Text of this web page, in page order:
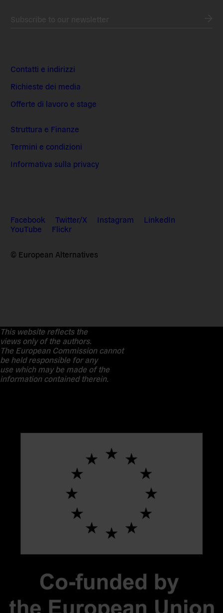
Contatti e indirizzi
Richieste dei media
Offerte di lavoro e stage
Struttura e Finanze
Termini e condizioni
Informativa sulla privacy
Facebook Twitter/X Instagram
LinkedIn
YouTube
Flickr
© European Alternatives
This website reflects the
views only of the authors.
The European Commission cannot
be held responsible for any
use which may be made of the
information contained therein.